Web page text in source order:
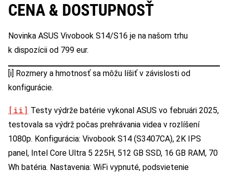
CENA & DOSTUPNOSŤ
Novinka ASUS Vivobook S14/S16 je na našom trhu
k dispozícii od 799 eur.
[i] Rozmery a hmotnosť sa môžu líšiť v závislosti od
konfigurácie.
[ii] Testy výdrže batérie vykonal ASUS vo februári 2025,
testovala sa výdrž počas prehrávania videa v rozlíšení
1080p. Konfigurácia: Vivobook S14 (S3407CA), 2K IPS
panel, Intel Core Ultra 5 225H, 512 GB SSD, 16 GB RAM, 70
Wh batéria. Nastavenia: WiFi vypnuté, podsvietenie